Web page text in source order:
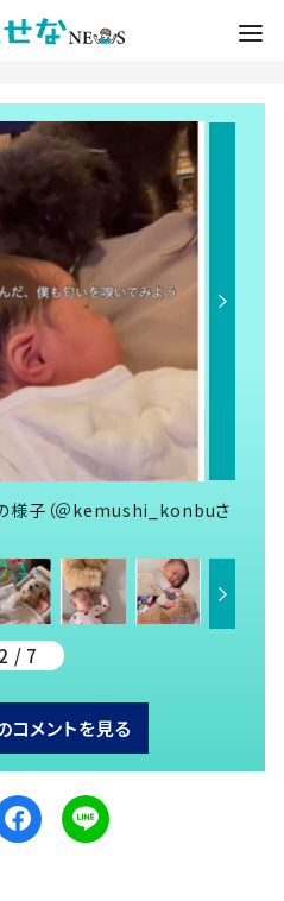
様子（＠kemushi_konbuさ
2 / 7
コメントを見る